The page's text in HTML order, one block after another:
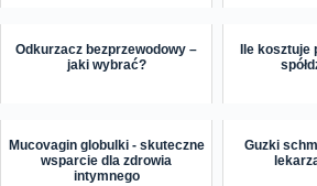
Odkurzacz bezprzewodowy –
jaki wybrać?
Ile
Mucovagin globulki - skuteczne
wsparcie dla zdrowia
intymnego
Guzki